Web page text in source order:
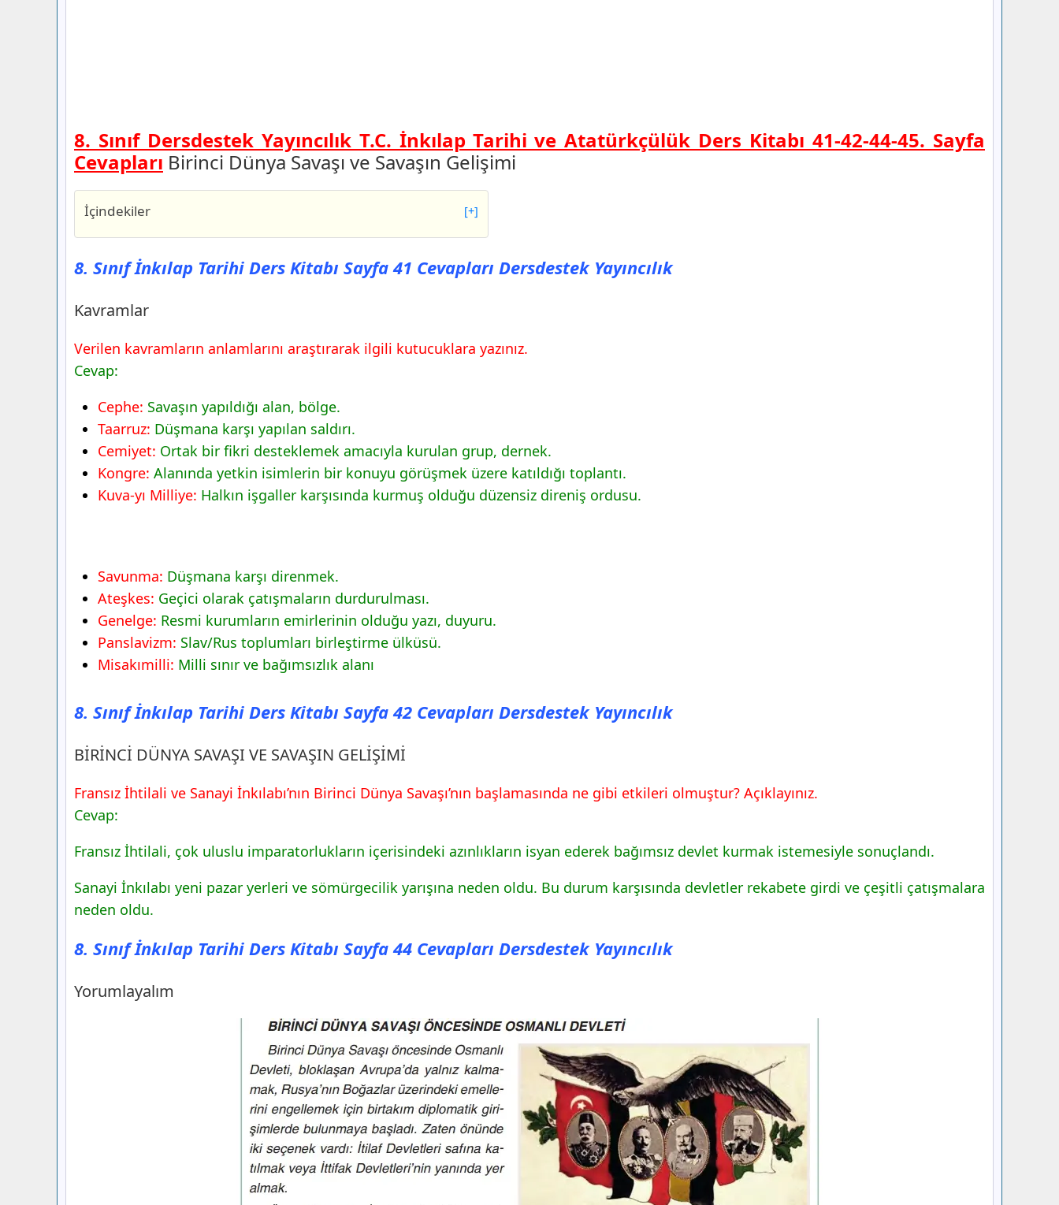
8. Sınıf Dersdestek Yayıncılık T.C. İnkılap Tarihi ve Atatürkçülük Ders Kitabı 41-42-44-45. Sayfa
Cevapları Birinci Dünya Savaşı ve Savaşın Gelişimi
İçindekiler [+]
8. Sınıf İnkılap Tarihi Ders Kitabı Sayfa 41 Cevapları
Dersdestek Yayıncılık
Kavramlar
8. Sınıf İnkılap Tarihi Ders Kitabı Sayfa 42 Cevapları
BİRİNCİ DÜNYA SAVAŞI VE SAVAŞIN GELİŞİMİ
8. Sınıf İnkılap Tarihi Ders Kitabı Sayfa 44 Cevapları
Yorumlayalım
8. Sınıf İnkılap Tarihi Ders Kitabı Sayfa 45 Cevapları
Dersdestek Yayıncılık
Tartışalım
Etkinlik
8. Sınıf İnkılap Tarihi Ders Kitabı Sayfa 41 Cevapları Dersdestek Yayıncılık
Kavramlar
Verilen kavramların anlamlarını araştırarak ilgili kutucuklara yazınız.
Cevap:
Cephe: Savaşın yapıldığı alan, bölge.
Taarruz: Düşmana karşı yapılan saldırı.
Cemiyet: Ortak bir fikri desteklemek amacıyla kurulan grup, dernek.
Kongre: Alanında yetkin isimlerin bir konuyu görüşmek üzere katıldığı toplantı.
Kuva-yı Milliye: Halkın işgaller karşısında kurmuş olduğu düzensiz direniş ordusu.
Savunma: Düşmana karşı direnmek.
Ateşkes: Geçici olarak çatışmaların durdurulması.
Genelge: Resmi kurumların emirlerinin olduğu yazı, duyuru.
Panslavizm: Slav/Rus toplumları birleştirme ülküsü.
Misakımilli: Milli sınır ve bağımsızlık alanı
8. Sınıf İnkılap Tarihi Ders Kitabı Sayfa 42 Cevapları Dersdestek Yayıncılık
BİRİNCİ DÜNYA SAVAŞI VE SAVAŞIN GELİŞİMİ
Fransız İhtilali ve Sanayi İnkılabı’nın Birinci Dünya Savaşı’nın başlamasında ne gibi etkileri olmuştur? Açıklayınız.
Cevap:
Fransız İhtilali, çok uluslu imparatorlukların içerisindeki azınlıkların isyan ederek bağımsız devlet kurmak istemesiyle sonuçlandı.
Sanayi İnkılabı yeni pazar yerleri ve sömürgecilik yarışına neden oldu. Bu durum karşısında devletler rekabete girdi ve çeşitli çatışmalara
neden oldu.
8. Sınıf İnkılap Tarihi Ders Kitabı Sayfa 44 Cevapları Dersdestek Yayıncılık
Yorumlayalım